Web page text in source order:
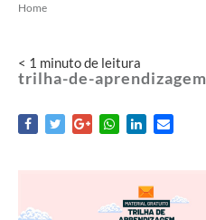
Home
< 1 minutode leitura
trilha-de-aprendizagem